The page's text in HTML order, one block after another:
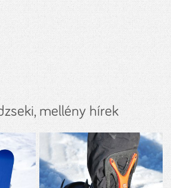
mellény hírek